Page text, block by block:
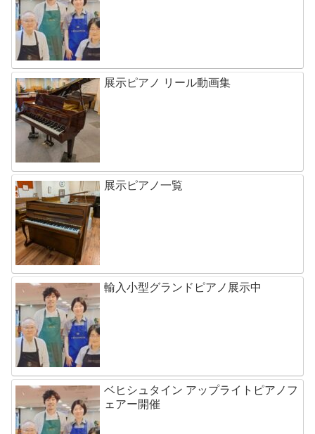
展示ピアノ リール動画集
展示ピアノ一覧
輸入小型グランドピアノ展示中
ベヒシュタイン アップライトピアノフ
ェアー開催